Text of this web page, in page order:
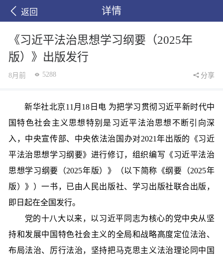
返回 详情
《习近平法治思想学习纲要（2025年
版）》出版发行
8月前 5288 分享
新华社北京11月18日电 为把学习贯彻习近平新时代中
国特色社会主义思想特别是习近平法治思想不断引向深
入，中央宣传部、中央依法治国办对2021年出版的《习近
平法治思想学习纲要》进行修订，组织编写《习近平法治
思想学习纲要（2025年版）》（以下简称《纲要（2025年
版）》）一书，已由人民出版社、学习出版社联合出版，
即日起在全国发行。
党的十八大以来，以习近平同志为核心的党中央从坚
持和发展中国特色社会主义的全局和战略高度定位法治、
布局法治、厉行法治，坚持把马克思主义法治理论同中国